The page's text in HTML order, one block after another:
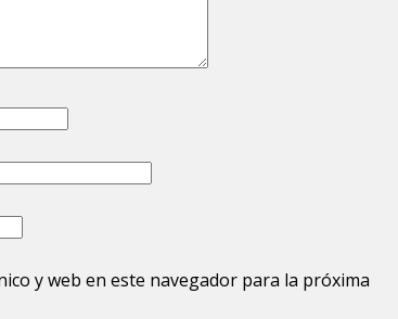
y web en este navegador para la próxima